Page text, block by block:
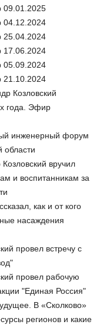
09.01.2025
04.12.2024
25.04.2024
17.06.2024
05.09.2024
21.10.2024
Козловский
года. Эфир
инженерный форум
области
вручил
и воспитанникам за
как и от кого
насаждения
провел встречу с
провел рабочую
"Единая Россия"
В «Сколково»
регионов и какие